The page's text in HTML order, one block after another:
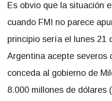
Es obvio que la situación
cuando FMI no parece
principio sería el lunes 21
Argentina acepte severos
conceda al gobierno de
8.000 millones de dólares